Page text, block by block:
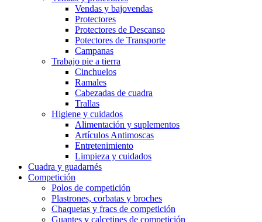
Vendas y bajovendas
Protectores
Protectores de Descanso
Potectores de Transporte
Campanas
Trabajo pie a tierra
Cinchuelos
Ramales
Cabezadas de cuadra
Trallas
Higiene y cuidados
Alimentación y suplementos
Artículos Antimoscas
Entretenimiento
Limpieza y cuidados
Cuadra y guadarnés
Competición
Polos de competición
Plastrones, corbatas y broches
Chaquetas y fracs de competición
Guantes y calcetines de competición